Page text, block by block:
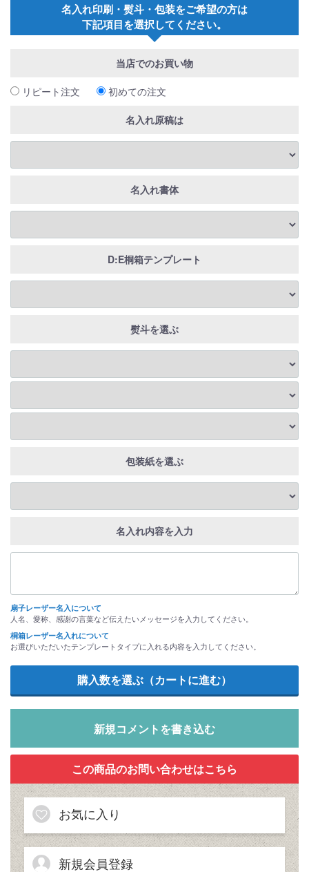
名入れ印刷・熨斗・包装をご希望の方は
下記項目を選択してください。
当店でのお買い物
リピート注文 初めての注文
名入れ原稿は
名入れ書体
D:E桐箱テンプレート
熨斗を選ぶ
包装紙を選ぶ
名入れ内容を入力
扇子レーザー名入について
人名、愛称、感謝の言葉など伝えたいメッセージを入力してください。
桐箱レーザー名入れについて
お選びいただいたテンプレートタイプに入れる内容を入力してください。
新規コメントを書き込む
お気に入り
新規会員登録